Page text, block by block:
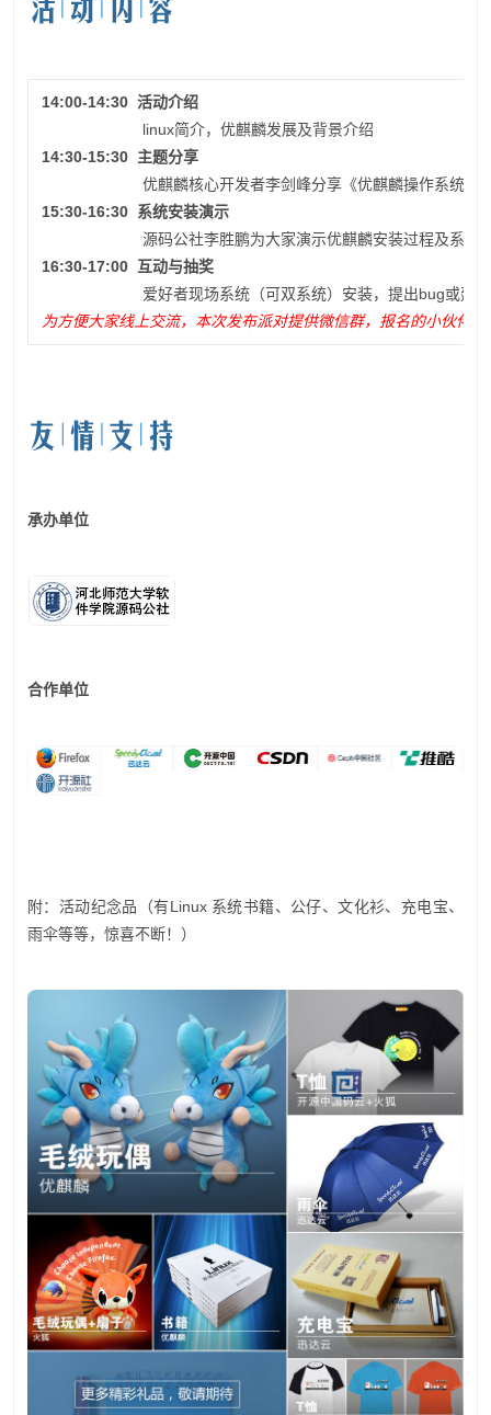
14:00-14:30 活动介绍
linux简介，优麒麟发展及背景介绍
14:30-15:30 主题分享
优麒麟核心开发者李剑峰分享《优麒麟操作系统17.04
15:30-16:30 系统安装演示
源码公社李胜鹏为大家演示优麒麟安装过程及系统界
16:30-17:00 互动与抽奖
爱好者现场系统（可双系统）安装，提出bug或建议
为方便大家线上交流，本次发布派对提供微信群，报名的小伙伴
承办单位
合作单位
附：活动纪念品（有Linux 系统书籍、公仔、文化衫、充电宝、
雨伞等等，惊喜不断！）